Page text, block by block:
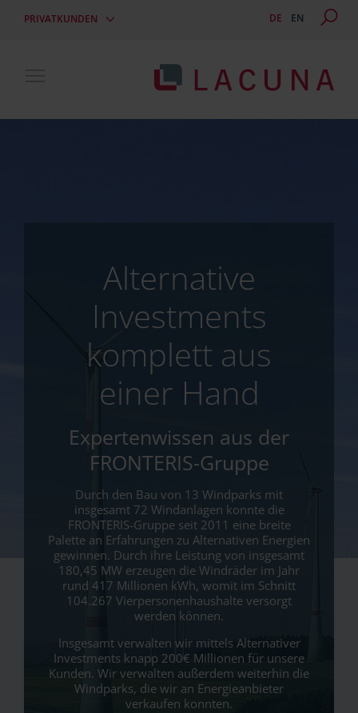
PRIVATKUNDEN DE EN
Toggle main menu visibility
Alternative
Investments
komplett aus
einer Hand
Expertenwissen aus der
FRONTERIS-Gruppe
Durch den Bau von 13 Windparks mit
insgesamt 72 Windanlagen konnte die
FRONTERIS-Gruppe seit 2011 eine breite
Palette an Erfahrungen zu Alternativen Energien
gewinnen. Durch ihre Leistung von insgesamt
180,45 MW erzeugen die Windräder im Jahr
rund 417 Millionen kWh, womit im Schnitt
104.267 Vierpersonenhaushalte versorgt
werden können.
Insgesamt verwalten wir mittels Alternativer
Investments knapp 200€ Millionen für unsere
Kunden. Wir verwalten außerdem weiterhin die
Windparks, die wir an Energieanbieter
verkaufen konnten.